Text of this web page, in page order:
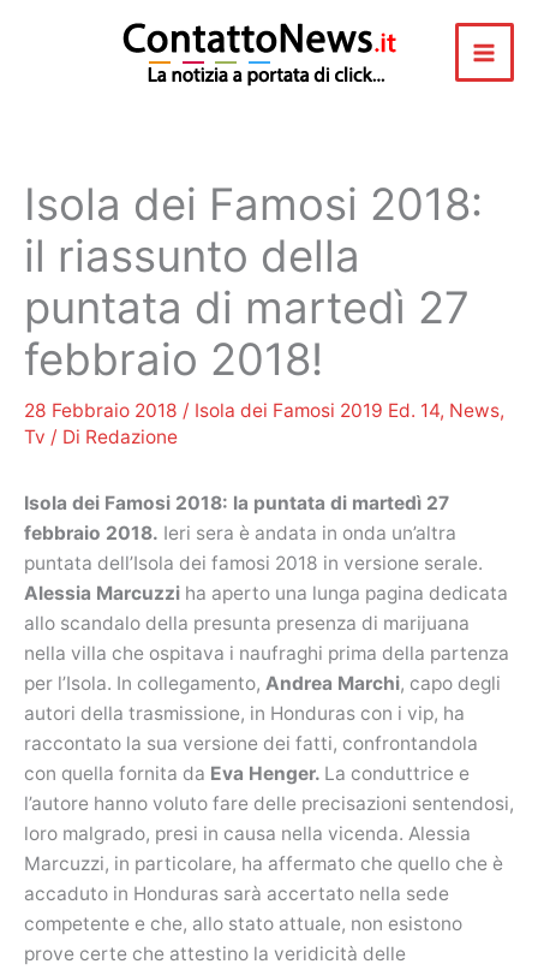
Isola dei Famosi 2018:
il riassunto della
puntata di martedì 27
febbraio 2018!
28 Febbraio 2018 / Isola dei Famosi 2019 Ed. 14, News,
Tv / Di Redazione
Isola dei Famosi 2018: la puntata di martedì 27
febbraio 2018. Ieri sera è andata in onda un’altra
puntata dell’Isola dei famosi 2018 in versione serale.
Alessia Marcuzzi ha aperto una lunga pagina dedicata
allo scandalo della presunta presenza di marijuana
nella villa che ospitava i naufraghi prima della partenza
per l’Isola. In collegamento, Andrea Marchi, capo degli
autori della trasmissione, in Honduras con i vip, ha
raccontato la sua versione dei fatti, confrontandola
con quella fornita da Eva Henger. La conduttrice e
l’autore hanno voluto fare delle precisazioni sentendosi,
loro malgrado, presi in causa nella vicenda. Alessia
Marcuzzi, in particolare, ha affermato che quello che è
accaduto in Honduras sarà accertato nella sede
competente e che, allo stato attuale, non esistono
prove certe che attestino la veridicità delle